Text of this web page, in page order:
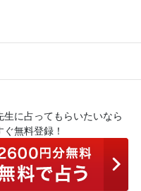
に占ってもらいたいなら
ぐ無料登録！